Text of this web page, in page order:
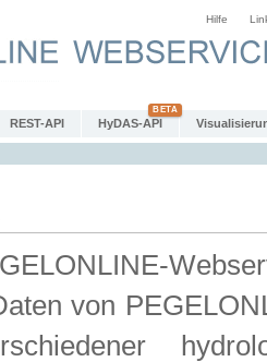
Hilfe
REST-API HyDAS-API
von